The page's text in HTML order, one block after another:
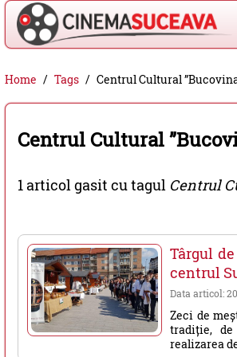
Cinema
Suceava
-
filme
cinema,
evenimente
din
Suceava
Home Tags Centrul Cultural
Centrul Cultural
1 articol gasit cu tagul Centrul
Târgul
centrul
Data articol:
Zeci de
tradiție,
realizarea